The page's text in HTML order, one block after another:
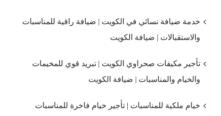
خدمة ضيافة نسائي في الكويت | ضيافة راقية للمناسبات
والاستقبالات | ضيافة الكويت
تأجير مكيفات صحراوي الكويت | تبريد قوي للمخيمات
والخيام والمناسبات | ضيافة الكويت
خيام ملكية للمناسبات | تأجير خيام فاخرة للمناسبات